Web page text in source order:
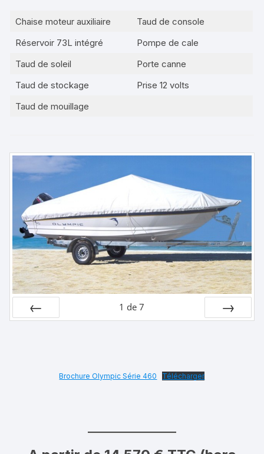
Chaise moteur auxiliaire
Taud de console
Réservoir 73L intégré
Pompe de cale
Taud de soleil
Porte canne
Taud de stockage
Prise 12 volts
Taud de mouillage
1 de 7
Brochure Olympic Série 460 Télécharger